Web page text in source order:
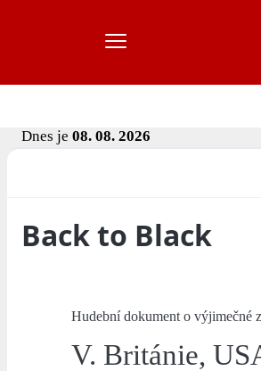
Dnes je 08. 08. 2026
Back to Black
Hudební dokument o výjimečné
V. Británie,